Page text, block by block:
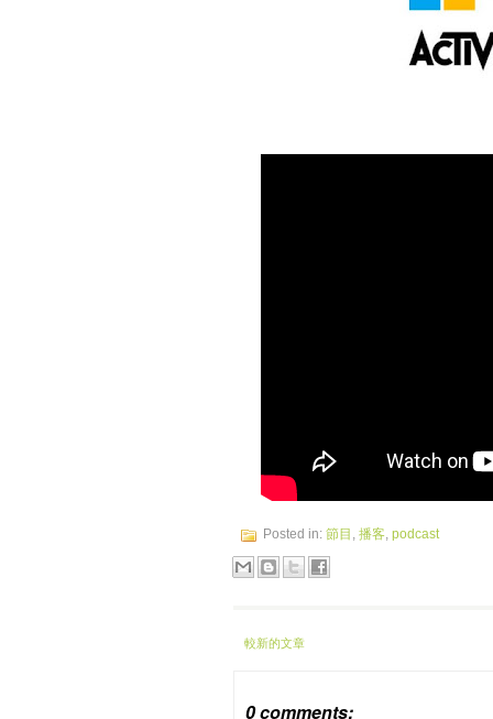
Posted in: 節目 , 播客, podcast
較新的文章
0 comments: